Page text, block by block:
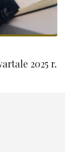
2025 r.